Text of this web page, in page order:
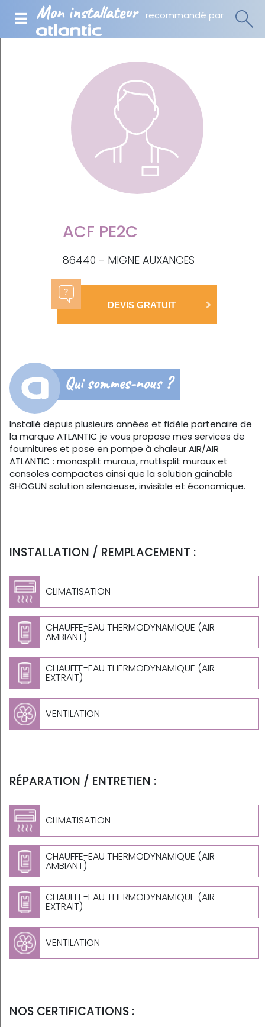
Mon installateur recommandé par
ACF PE2C
86440 - MIGNE AUXANCES
DEVIS GRATUIT
Qui sommes-nous ?
Installé depuis plusieurs années et fidèle partenaire de
la marque ATLANTIC je vous propose mes services de
fournitures et pose en pompe à chaleur AIR/AIR
ATLANTIC : monosplit muraux, mutlisplit muraux et
consoles compactes ainsi que la solution gainable
SHOGUN solution silencieuse, invisible et économique.
INSTALLATION / REMPLACEMENT :
CLIMATISATION
CHAUFFE-EAU THERMODYNAMIQUE (AIR
AMBIANT)
CHAUFFE-EAU THERMODYNAMIQUE (AIR
EXTRAIT)
VENTILATION
RÉPARATION / ENTRETIEN :
CLIMATISATION
CHAUFFE-EAU THERMODYNAMIQUE (AIR
AMBIANT)
CHAUFFE-EAU THERMODYNAMIQUE (AIR
EXTRAIT)
VENTILATION
NOS CERTIFICATIONS :